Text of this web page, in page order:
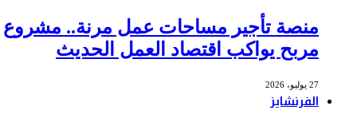
منصة تأجير مساحات عمل مرنة.. مشروع
مربح يواكب اقتصاد العمل الحديث
27 يوليو، 2026
الفرنشايز